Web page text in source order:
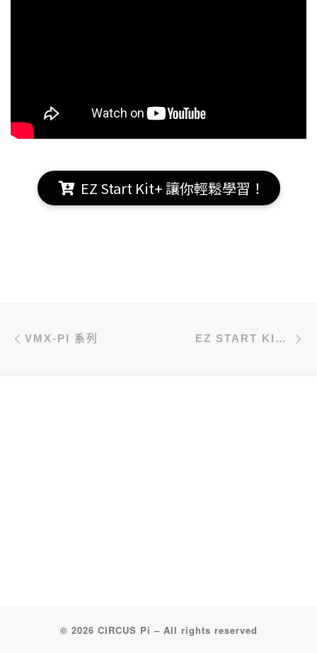
EZ Start Kit+ 讓你輕鬆學習！
VMX-PI 系列 EZ START KIT+ 擴展板（ESP32）
© 2026 CIRCUS Pi – All rights reserved